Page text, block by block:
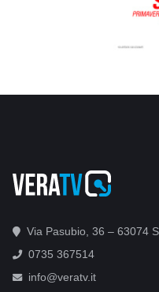
Via Pasubio, 36 – 63074
0735 367514
info@veratv.it